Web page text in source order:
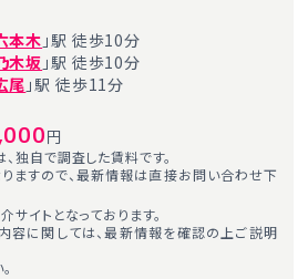
本木 」駅 徒歩10分
木坂 」駅 徒歩10分
尾 」駅 徒歩11分
円
独自で調査した賃料です。
ますので、最新情報は直接お問い合わせ下
イトとなっております。
容に関しては、最新情報を確認の上ご説明